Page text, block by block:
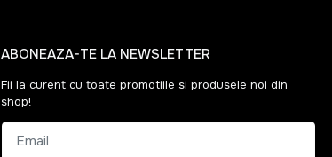
ABONEAZA-TE LA NEWSLETTER
Fii la curent cu toate promotiile si produsele noi din
shop!
Email